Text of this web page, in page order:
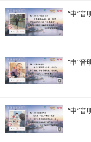
“申”
“申”
“申”